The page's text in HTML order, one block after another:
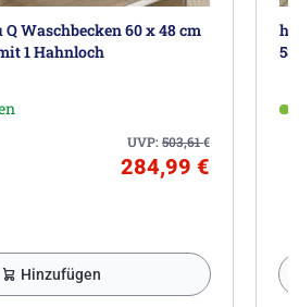
Waschbecken 60 x 48 cm
1 Hahnloch
UVP:503,61€
284,99 €
Hinzufügen